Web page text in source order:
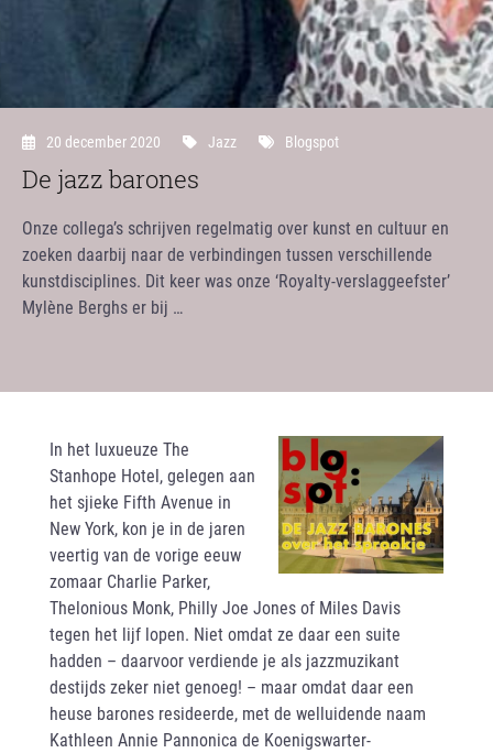
20 december 2020 Jazz Blogspot
De jazz barones
Onze collega’s schrijven regelmatig over kunst en cultuur en
zoeken daarbij naar de verbindingen tussen verschillende
kunstdisciplines. Dit keer was onze ‘Royalty-verslaggeefster’
Mylène Berghs er bij …
In het luxueuze The
Stanhope Hotel, gelegen aan
het sjieke Fifth Avenue in
New York, kon je in de jaren
veertig van de vorige eeuw
zomaar Charlie Parker,
Thelonious Monk, Philly Joe Jones of Miles Davis
tegen het lijf lopen. Niet omdat ze daar een suite
hadden – daarvoor verdiende je als jazzmuzikant
destijds zeker niet genoeg! – maar omdat daar een
heuse barones resideerde, met de welluidende naam
Kathleen Annie Pannonica de Koenigswarter-